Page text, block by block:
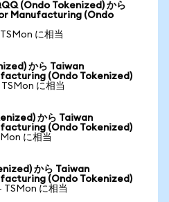
(Ondo Tokenized) から
Manufacturing (Ondo
に相当
から Taiwan
(Ondo Tokenized)
に相当
から Taiwan
(Ondo Tokenized)
に相当
から Taiwan
(Ondo Tokenized)
に相当